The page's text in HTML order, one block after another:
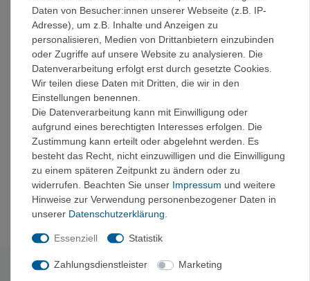
Mittelmeer - Mont Blanc
Mont Blanc - Gotthard
Gotthard - Brenner
Brenner - Rottenmann
Rottenmann - Wien
Autoren:Hermann Maier, Hubert Schüle, Walter Seiler,
Brigitte Neufang, Rainer Hillesheim
Umfang:228 Seiten
Auflage:1. Auflage 2010
Verlag:Panico Alpinverlag
ISBN: 978-3-936740-58-5
Technische Daten
Daten von Besucher:innen unserer Webseite (z.B. IP-
Adresse), um z.B. Inhalte und Anzeigen zu
personalisieren, Medien von Drittanbietern einzubinden
oder Zugriffe auf unsere Website zu analysieren. Die
Datenverarbeitung erfolgt erst durch gesetzte Cookies.
Wir teilen diese Daten mit Dritten, die wir in den
Einstellungen benennen.
Die Datenverarbeitung kann mit Einwilligung oder
aufgrund eines berechtigten Interesses erfolgen. Die
Zustimmung kann erteilt oder abgelehnt werden. Es
besteht das Recht, nicht einzuwilligen und die Einwilligung
zu einem späteren Zeitpunkt zu ändern oder zu
widerrufen. Beachten Sie unser Impressum und weitere
Hinweise zur Verwendung personenbezogener Daten in
unserer Daten­schutz­erklärung
Essenziell Statistik
Zahlungsdienstleister Marketing